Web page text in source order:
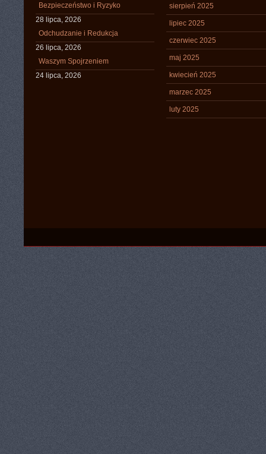
Bezpieczeństwo i Ryzyko
28 lipca, 2026
Odchudzanie i Redukcja
26 lipca, 2026
Waszym Spojrzeniem
24 lipca, 2026
sierpień 2025
lipiec 2025
czerwiec 2025
maj 2025
kwiecień 2025
marzec 2025
luty 2025